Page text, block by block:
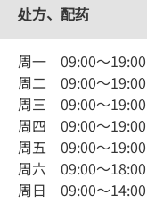
处方、配药
周一 09:00～19:00
周二 09:00～19:00
周三 09:00～19:00
周四 09:00～19:00
周五 09:00～19:00
周六 09:00～18:00
周日 09:00～14:00